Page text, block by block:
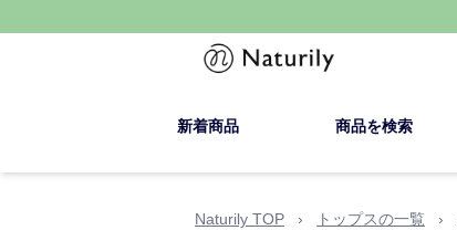
新着商品 商品を検索
Naturily TOP › トップスの一覧 ›